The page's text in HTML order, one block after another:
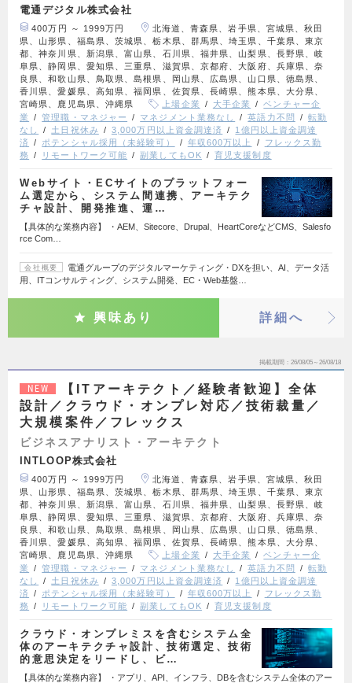
電通デジタル株式会社
400万円 ～ 1999万円
北海道、青森県、岩手県、宮城県、秋田
県、山形県、福島県、茨城県、栃木県、群馬県、埼玉県、千葉県、東京
都、神奈川県、新潟県、富山県、石川県、福井県、山梨県、長野県、岐
阜県、静岡県、愛知県、三重県、滋賀県、京都府、大阪府、兵庫県、奈
良県、和歌山県、鳥取県、島根県、岡山県、広島県、山口県、徳島県、
香川県、愛媛県、高知県、福岡県、佐賀県、長崎県、熊本県、大分県、
宮崎県、鹿児島県、沖縄県
上場企業 大手企業
ベンチャー企
業
管理職・マネジャー マネジメント業務なし 英語力不問
転勤
なし
土日祝休み 3,000万円以上資金調達済
1億円以上資金調達
済
ポテンシャル採用（未経験可） 年収600万以上
フレックス勤
務
リモートワーク可能 副業してもOK 育児支援制度
Webサイト・ECサイトのプラットフォー
ム選定から、システム間連携、アーキテク
チャ設計、開発推進、運…
【具体的な業務内容】 ・AEM、Sitecore、Drupal、HeartCoreなどCMS、Salesfo
rce Com…
会社概要
電通グループのデジタルマーケティング・DXを担い、AI、データ活
用、ITコンサルティング、システム開発、EC・Web基盤…
興味あり 詳細へ
掲載期間 26/08/05～26/08/18
NEW
【ITアーキテクト／経験者歓迎】全体
設計／クラウド・オンプレ対応／技術裁量／
大規模案件／フレックス
ビジネスアナリスト・アーキテクト
INTLOOP株式会社
400万円 ～ 1999万円
北海道、青森県、岩手県、宮城県、秋田
県、山形県、福島県、茨城県、栃木県、群馬県、埼玉県、千葉県、東京
都、神奈川県、新潟県、富山県、石川県、福井県、山梨県、長野県、岐
阜県、静岡県、愛知県、三重県、滋賀県、京都府、大阪府、兵庫県、奈
良県、和歌山県、鳥取県、島根県、岡山県、広島県、山口県、徳島県、
香川県、愛媛県、高知県、福岡県、佐賀県、長崎県、熊本県、大分県、
宮崎県、鹿児島県、沖縄県
上場企業 大手企業
ベンチャー企
業
管理職・マネジャー マネジメント業務なし 英語力不問
転勤
なし
土日祝休み 3,000万円以上資金調達済
1億円以上資金調達
済
ポテンシャル採用（未経験可） 年収600万以上
フレックス勤
務
リモートワーク可能 副業してもOK 育児支援制度
クラウド・オンプレミスを含むシステム全
体のアーキテクチャ設計、技術選定、技術
的意思決定をリードし、ビ…
【具体的な業務内容】 ・アプリ、API、インフラ、DBを含むシステム全体のアー